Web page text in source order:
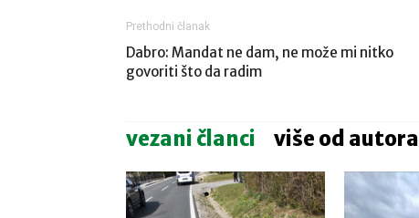
Prethodni članak
Dabro: Mandat ne dam, ne može mi nitko
govoriti što da radim
vezani članci više od autora